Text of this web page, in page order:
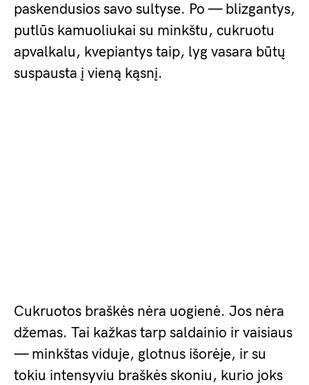
paskendusios savo sultyse. Po — blizgantys,
putlūs kamuoliukai su minkštu, cukruotu
apvalkalu, kvepiantys taip, lyg vasara būtų
suspausta į vieną kąsnį.
Cukruotos braškės nėra uogienė. Jos nėra
džemas. Tai kažkas tarp saldainio ir vaisiaus
— minkštas viduje, glotnus išorėje, ir su
tokiu intensyviu braškės skoniu, kurio joks